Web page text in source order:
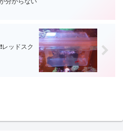
レッドスク